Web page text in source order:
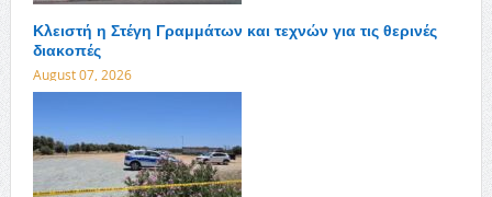
Κλειστή η Στέγη Γραμμάτων και τεχνών για τις θερινές
διακοπές
August 07, 2026